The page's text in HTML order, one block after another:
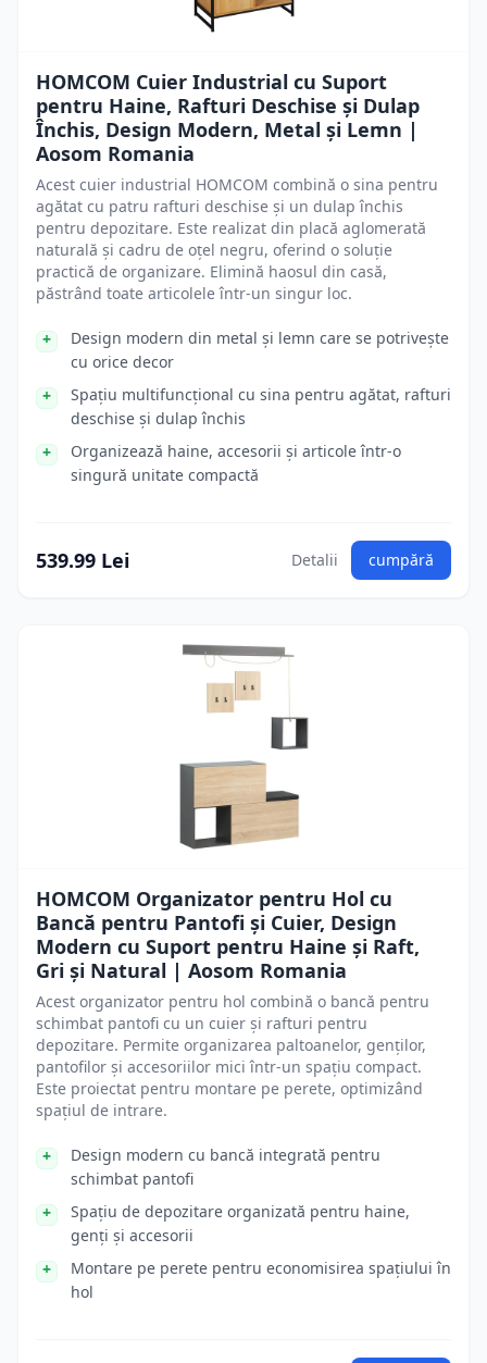
HOMCOM Cuier Industrial cu Suport
pentru Haine, Rafturi Deschise și Dulap
Închis, Design Modern, Metal și Lemn |
Aosom Romania
Acest cuier industrial HOMCOM combină o sina pentru
agătat cu patru rafturi deschise și un dulap închis
pentru depozitare. Este realizat din placă aglomerată
naturală și cadru de oțel negru, oferind o soluție
practică de organizare. Elimină haosul din casă,
păstrând toate articolele într-un singur loc.
Design modern din metal și lemn care se potrivește
cu orice decor
Spațiu multifuncțional cu sina pentru agătat, rafturi
deschise și dulap închis
Organizează haine, accesorii și articole într-o
singură unitate compactă
539.99 Lei Detalii cumpără
HOMCOM Organizator pentru Hol cu
Bancă pentru Pantofi și Cuier, Design
Modern cu Suport pentru Haine și Raft,
Gri și Natural | Aosom Romania
Acest organizator pentru hol combină o bancă pentru
schimbat pantofi cu un cuier și rafturi pentru
depozitare. Permite organizarea paltoanelor, genților,
pantofilor și accesoriilor mici într-un spațiu compact.
Este proiectat pentru montare pe perete, optimizând
spațiul de intrare.
Design modern cu bancă integrată pentru
schimbat pantofi
Spațiu de depozitare organizată pentru haine,
genți și accesorii
Montare pe perete pentru economisirea spațiului în
hol